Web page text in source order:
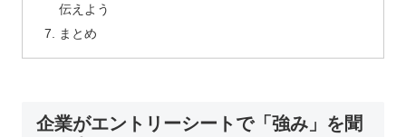
伝えよう
まとめ
企業がエントリーシートで「強み」を聞